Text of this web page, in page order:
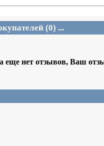
(0) ...
еще нет отзывов, Ваш